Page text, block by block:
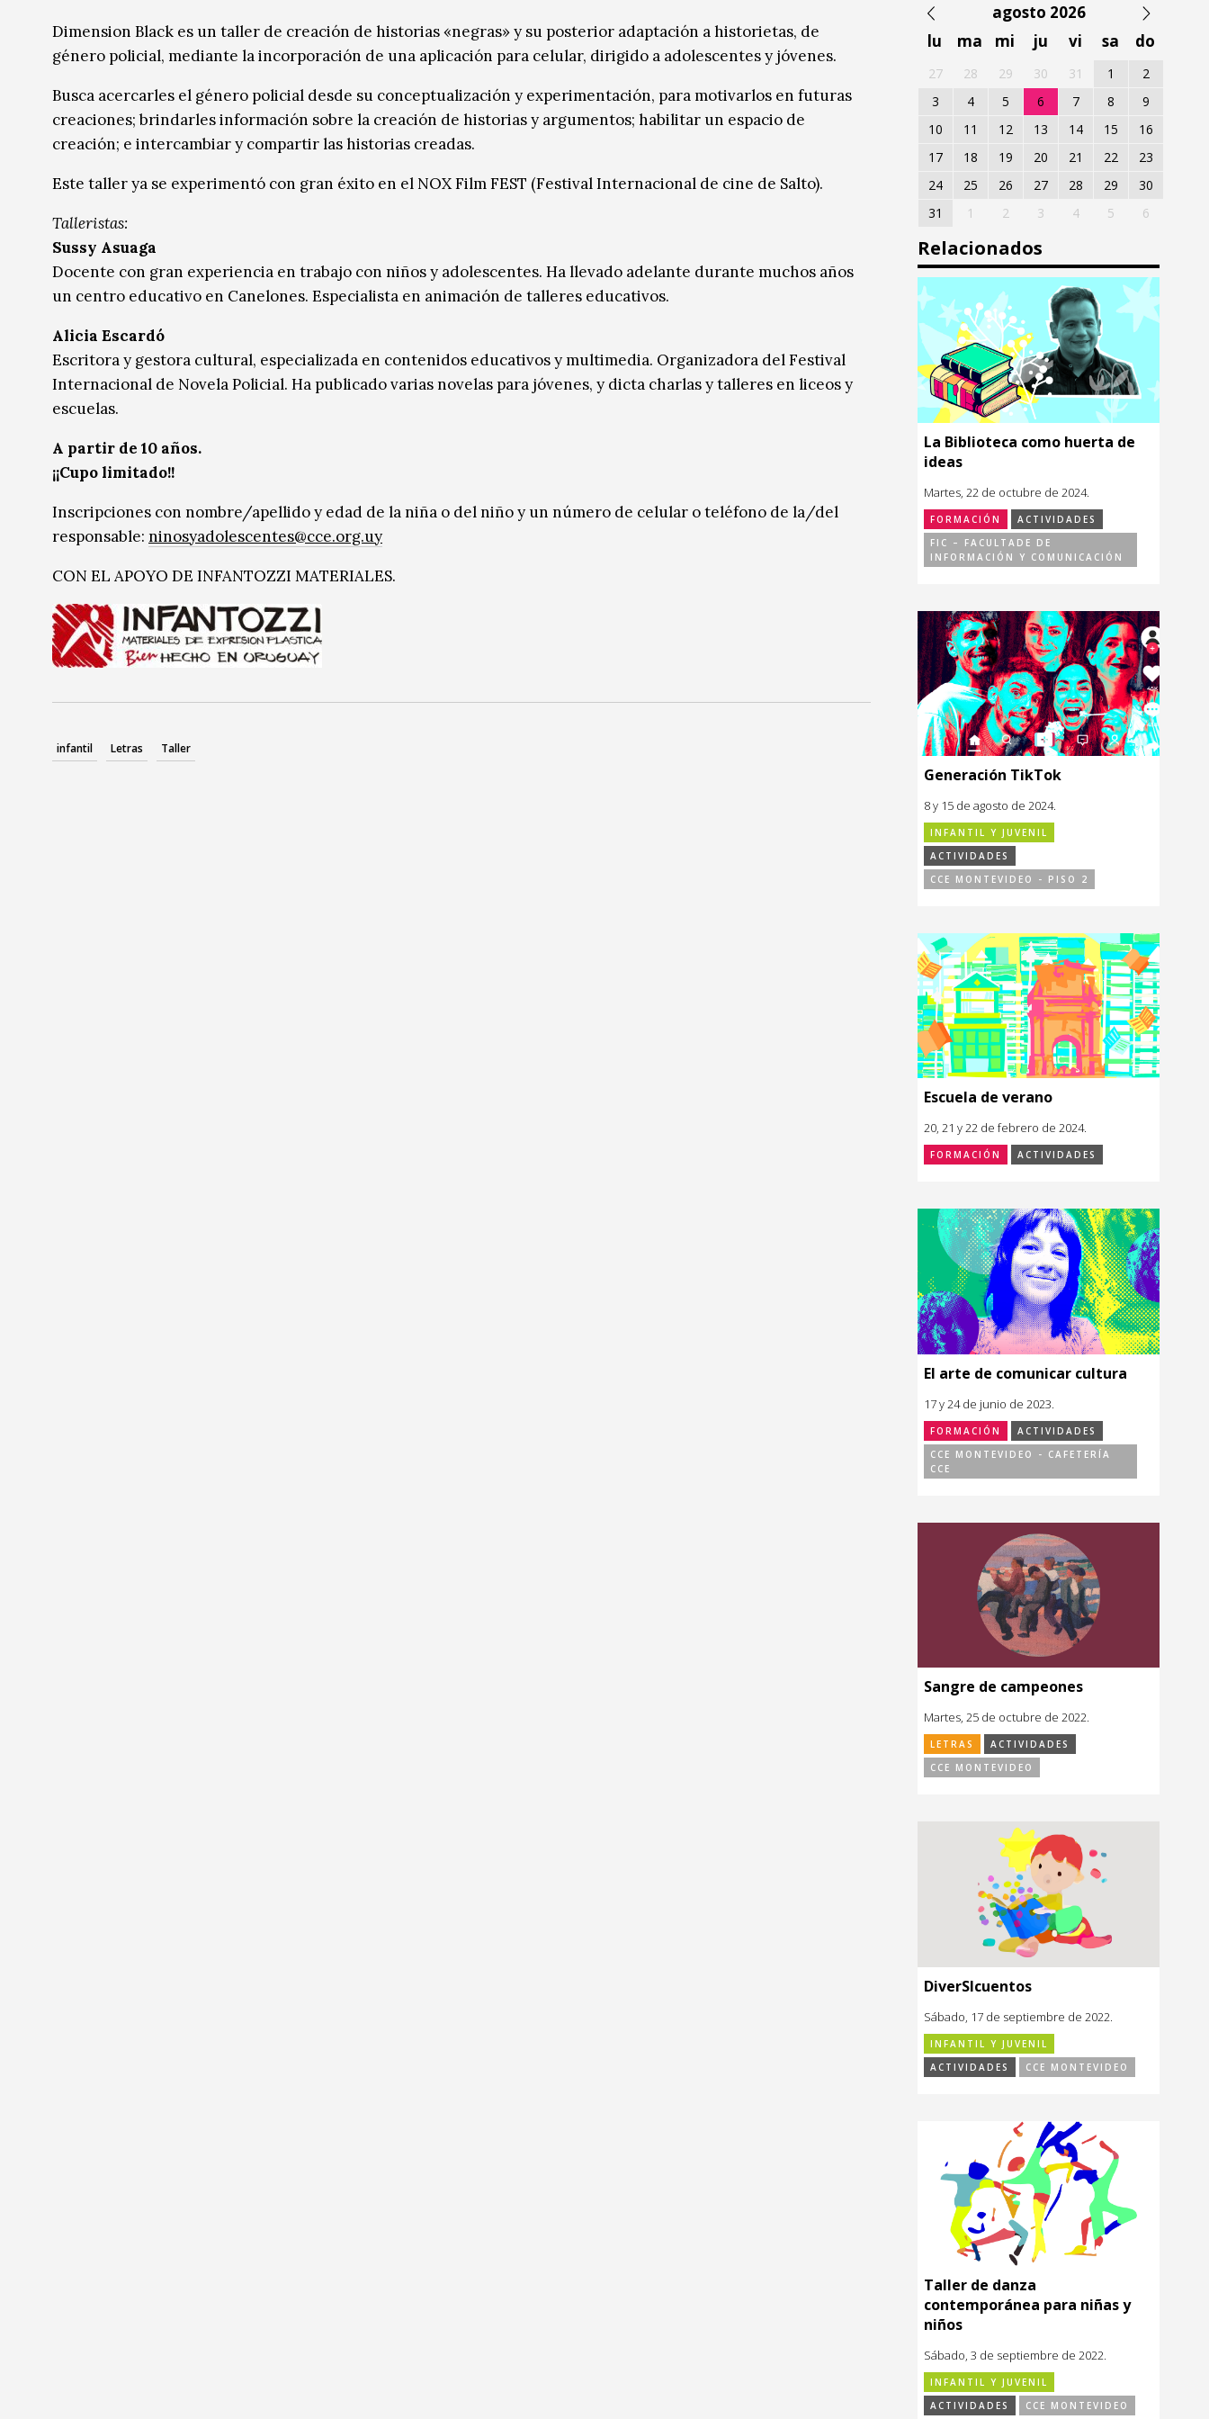
Música
Música
Sin categoríaSin categoría
Dimension Black es un taller de creación de historias «negras» y su posterior adaptación a historietas, de
género policial, mediante la incorporación de una aplicación para celular, dirigido a adolescentes y jóvenes.
Busca acercarles el género policial desde su conceptualización y experimentación, para motivarlos en futuras
creaciones; brindarles información sobre la creación de historias y argumentos; habilitar un espacio de
creación; e intercambiar y compartir las historias creadas.
Este taller ya se experimentó con gran éxito en el NOX Film FEST (Festival Internacional de cine de Salto).
Talleristas:
Sussy Asuaga
Docente con gran experiencia en trabajo con niños y adolescentes. Ha llevado adelante durante muchos años
un centro educativo en Canelones. Especialista en animación de talleres educativos.
Alicia Escardó
Escritora y gestora cultural, especializada en contenidos educativos y multimedia. Organizadora del Festival
Internacional de Novela Policial. Ha publicado varias novelas para jóvenes, y dicta charlas y talleres en liceos y
escuelas.
A partir de 10 años.
¡¡Cupo limitado!!
Inscripciones con nombre/apellido y edad de la niña o del niño y un número de celular o teléfono de la/del
responsable: ninosyadolescentes@cce.org.uy
CON EL APOYO DE INFANTOZZI MATERIALES.
infantil Letras Taller
agosto 2026
lu
ma mi ju vi sa do
27 28 29 30 31 1
2
3
4 5 6 7 8
9
10
11 12 13 14 15
16
17
18 19 20 21 22
23
24
25 26 27 28 29
30
31
1 2 3 4 5 6
Relacionados
La Biblioteca como huerta de
ideas
Martes, 22 de octubre de 2024.
FORMACIÓN
ACTIVIDADES
FIC – FACULTADE DE
INFORMACIÓN Y COMUNICACIÓN
Generación TikTok
8 y 15 de agosto de 2024.
INFANTIL Y JUVENIL
ACTIVIDADES
CCE MONTEVIDEO - PISO 2
Escuela de verano
20, 21 y 22 de febrero de 2024.
FORMACIÓN ACTIVIDADES
El arte de comunicar cultura
17 y 24 de junio de 2023.
FORMACIÓN
ACTIVIDADES
CCE MONTEVIDEO - CAFETERÍA
CCE
Sangre de campeones
Martes, 25 de octubre de 2022.
LETRAS
ACTIVIDADES
CCE MONTEVIDEO
DiverSIcuentos
Sábado, 17 de septiembre de 2022.
INFANTIL Y JUVENIL
ACTIVIDADES
CCE MONTEVIDEO
Taller de danza
contemporánea para niñas y
niños
Sábado, 3 de septiembre de 2022.
INFANTIL Y JUVENIL
ACTIVIDADES
CCE MONTEVIDEO